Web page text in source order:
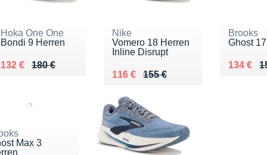
Hoka One One
Bondi 9 Herren
180 €
Au lieu de 180 €
132 €
Vendu 132 €
Nike
Vomero 18 Herren
Inline Disrupt
155 €
Au lieu de 155 €
116 €
Vendu 116 €
Brooks
Ghost
Au lieu
134 €
Vendu
Max 3